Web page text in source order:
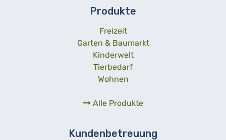
Produkte
Freizeit
Garten & Baumarkt
Kinderwelt
Tierbedarf
Wohnen
Alle Produkte
Kundenbetreuung